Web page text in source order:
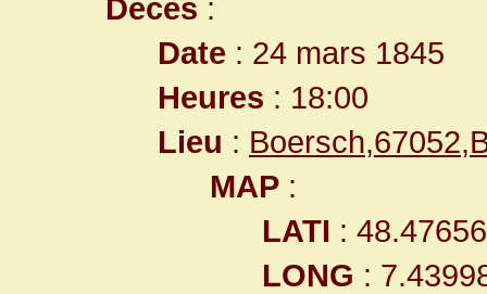
Décès :
Date : 24 mars 1845
Heures : 18:00
Lieu :
MAP :
LATI :
LONG :